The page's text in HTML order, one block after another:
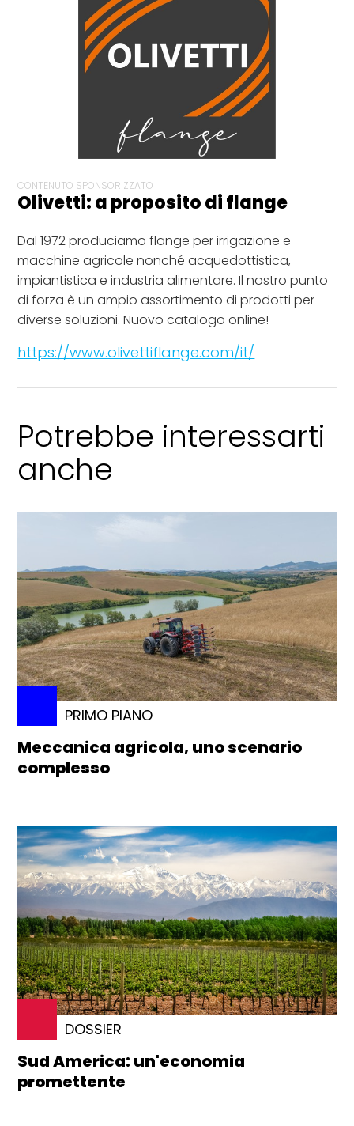
CONTENUTO SPONSORIZZATO
Olivetti: a proposito di flange
Dal 1972 produciamo flange per irrigazione e
macchine agricole nonché acquedottistica,
impiantistica e industria alimentare. Il nostro punto
di forza è un ampio assortimento di prodotti per
diverse soluzioni. Nuovo catalogo online!
https://www.olivettiflange.com/it/
Potrebbe interessarti
anche
PRIMO PIANO
Meccanica agricola, uno scenario
complesso
DOSSIER
Sud America: un'economia
promettente